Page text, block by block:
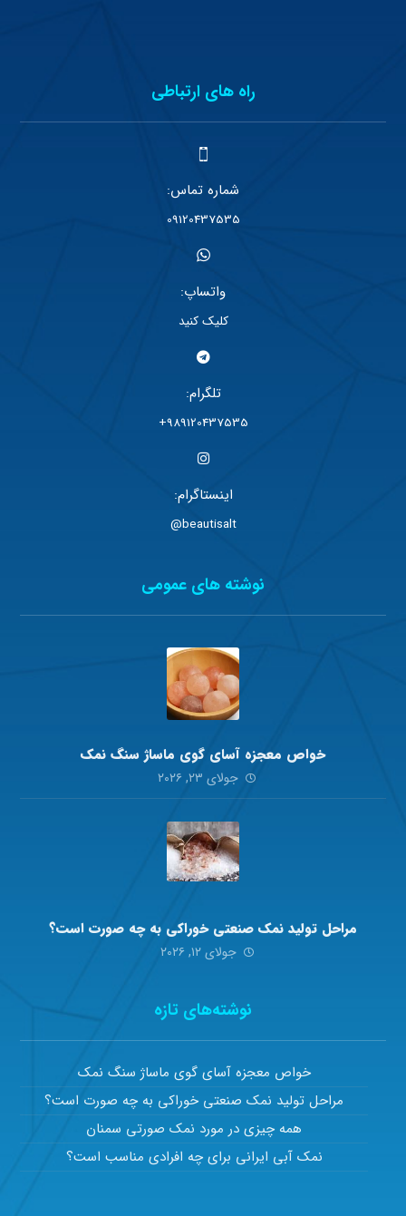
راه های ارتباطی
شماره تماس:
09120437535
واتساپ:
کلیک کنید
تلگرام:
989120437535+
اینستاگرام:
beautisalt@
نوشته های عمومی
خواص معجزه آسای گوی ماساژ سنگ نمک
جولای ۲۳, ۲۰۲۶
مراحل تولید نمک صنعتی خوراکی به چه صورت است؟
جولای ۱۲, ۲۰۲۶
نوشته‌های تازه
خواص معجزه آسای گوی ماساژ سنگ نمک
مراحل تولید نمک صنعتی خوراکی به چه صورت است؟
همه چیزی در مورد نمک صورتی سمنان
نمک آبی ایرانی برای چه افرادی مناسب است؟